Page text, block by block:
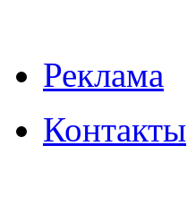
Реклама
Контакты